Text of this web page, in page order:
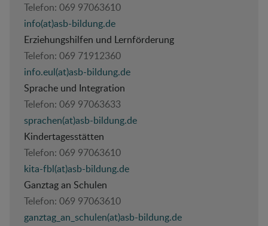
Telefon: 069 97063610
info(at)asb-bildung.de
Erziehungshilfen und Lernförderung
Telefon: 069 71912360
info.eul(at)asb-bildung.de
Sprache und Integration
Telefon: 069 97063633
sprachen(at)asb-bildung.de
Kindertagesstätten
Telefon: 069 97063610
kita-fbl(at)asb-bildung.de
Ganztag an Schulen
Telefon: 069 97063610
ganztag_an_schulen(at)asb-bildung.de